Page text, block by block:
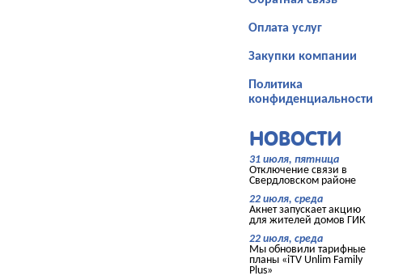
Оплата услуг
Закупки компании
Политика
конфиденциальности
НОВОСТИ
31 июля, пятница
Отключение связи в
Свердловском районе
22 июля, среда
Акнет запускает акцию
для жителей домов ГИК
22 июля, среда
Мы обновили тарифные
планы «iTV Unlim Family
Plus»